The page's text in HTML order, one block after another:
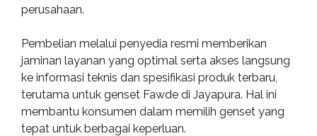
perusahaan.
Pembelian melalui penyedia resmi memberikan
jaminan layanan yang optimal serta akses langsung
ke informasi teknis dan spesifikasi produk terbaru,
terutama untuk genset Fawde di Jayapura. Hal ini
membantu konsumen dalam memilih genset yang
tepat untuk berbagai keperluan.